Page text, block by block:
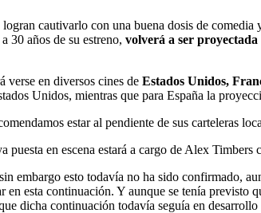
cautivarlo con una buena dosis de
30 años de su estreno, volverá a ser proyectada
verse en diversos cines de Estados Unidos,
Unidos, mientras que para España la
estar al pendiente de sus carteleras
en escena estará a cargo de Alex
embargo esto todavía no ha sido confirmado,
esta continuación. Y aunque se tenía previsto
dicha continuación todavía seguía en